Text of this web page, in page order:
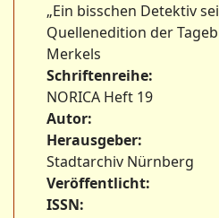
„Ein bisschen Detektiv
Quellenedition der
Merkels
Schriftenreihe:
NORICA Heft 19
Autor:
Herausgeber:
Stadtarchiv Nürnberg
Veröffentlicht:
ISSN: